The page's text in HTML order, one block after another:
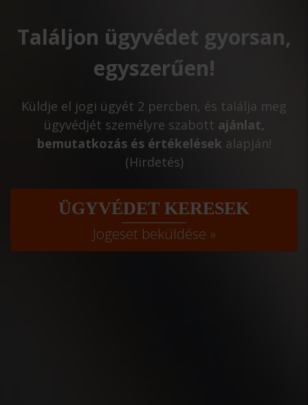
Találjon ügyvédet gyorsan,
egyszerűen!
Küldje el jogi ügyét 2 percben, és találja meg
ügyvédjét személyre szabott ajánlat,
bemutatkozás és értékelések alapján!
(Hirdetés)
ÜGYVÉDET KERESEK
Jogeset beküldése »